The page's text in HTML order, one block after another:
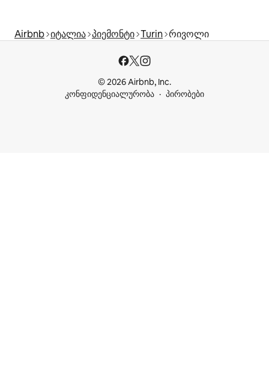
Airbnb იტალია პიემონტი Turin რივოლი
© 2026 Airbnb, Inc.
კონფიდენციალურობა
პირობები